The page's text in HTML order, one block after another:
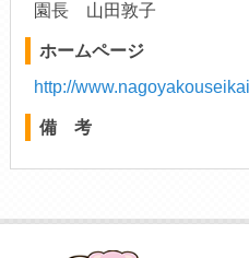
園長 山田敦子
ホームページ
http://
備 考